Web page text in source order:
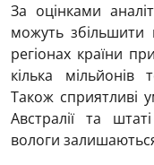
За оцінками
можуть збільшити
регіонах країни
кілька
Також сприятливі
Австралії та
вологи